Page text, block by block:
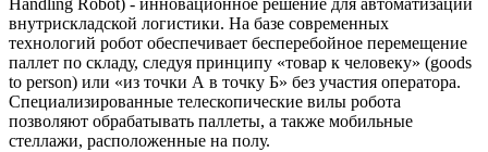
Handling Robot) - инновационное решение для автоматизации
внутрискладской логистики. На базе современных
технологий робот обеспечивает бесперебойное перемещение
паллет по складу, следуя принципу «товар к человеку» (goods
to person) или «из точки А в точку Б» без участия оператора.
Специализированные телескопические вилы робота
позволяют обрабатывать паллеты, а также мобильные
стеллажи, расположенные на полу.